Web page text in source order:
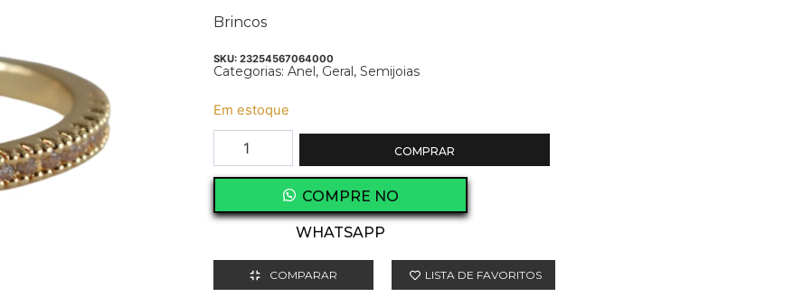
Brincos
SKU: 23254567064000
Categorias: Anel, Geral, Semijoias
Em estoque
COMPRAR
COMPRE NO
WHATSAPP
COMPARAR LISTA DE FAVORITOS